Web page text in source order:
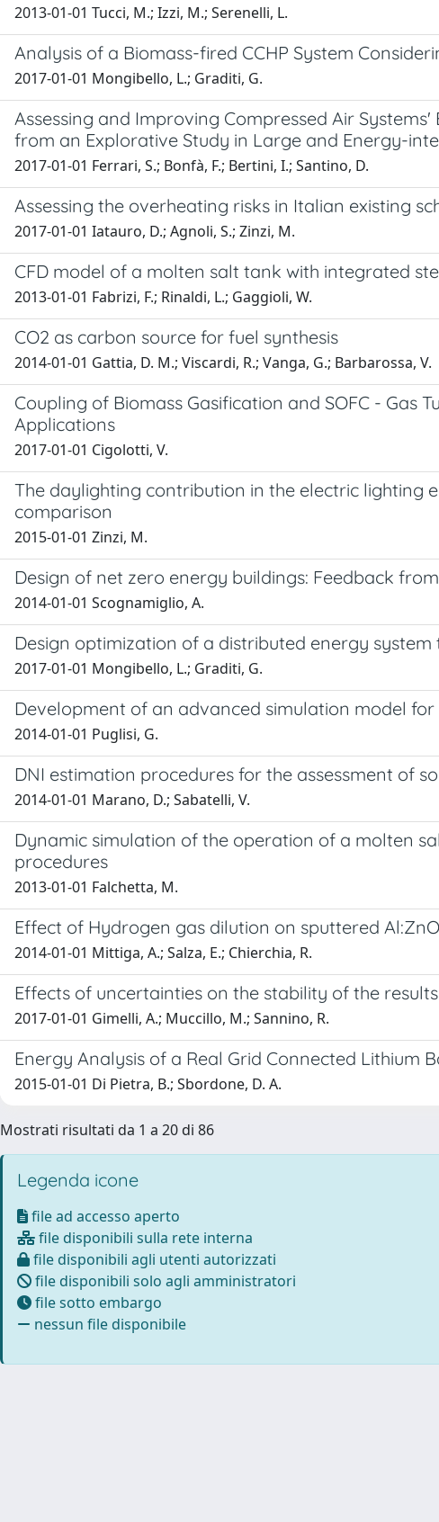
2013-01-01 Tucci, M.; Izzi, M.; Serenelli, L.
Analysis of a Biomass-fired CCHP System
2017-01-01 Mongibello, L.; Graditi, G.
Assessing and Improving Compressed Air
from an Explorative Study in Large and Energy-
2017-01-01 Ferrari, S.; Bonfà, F.; Bertini, I.; Santino, D.
Assessing the overheating risks in Italian existing
2017-01-01 Iatauro, D.; Agnoli, S.; Zinzi, M.
CFD model of a molten salt tank with integrated
2013-01-01 Fabrizi, F.; Rinaldi, L.; Gaggioli, W.
CO2 as carbon source for fuel synthesis
2014-01-01 Gattia, D. M.; Viscardi, R.; Vanga, G.; Barbarossa, V.
Coupling of Biomass Gasification and SOFC - Gas
Applications
2017-01-01 Cigolotti, V.
The daylighting contribution in the electric lighting
comparison
2015-01-01 Zinzi, M.
Design of net zero energy buildings: Feedback
2014-01-01 Scognamiglio, A.
Design optimization of a distributed energy
2017-01-01 Mongibello, L.; Graditi, G.
Development of an advanced simulation model
2014-01-01 Puglisi, G.
DNI estimation procedures for the assessment of
2014-01-01 Marano, D.; Sabatelli, V.
Dynamic simulation of the operation of a molten
procedures
2013-01-01 Falchetta, M.
Effect of Hydrogen gas dilution on sputtered
2014-01-01 Mittiga, A.; Salza, E.; Chierchia, R.
Effects of uncertainties on the stability of the
2017-01-01 Gimelli, A.; Muccillo, M.; Sannino, R.
Energy Analysis of a Real Grid Connected Lithium
2015-01-01 Di Pietra, B.; Sbordone, D. A.
Mostrati risultati da 1 a 20 di 86
Legenda icone
file ad accesso aperto
file disponibili sulla rete interna
file disponibili agli utenti autorizzati
file disponibili solo agli amministratori
file sotto embargo
nessun file disponibile